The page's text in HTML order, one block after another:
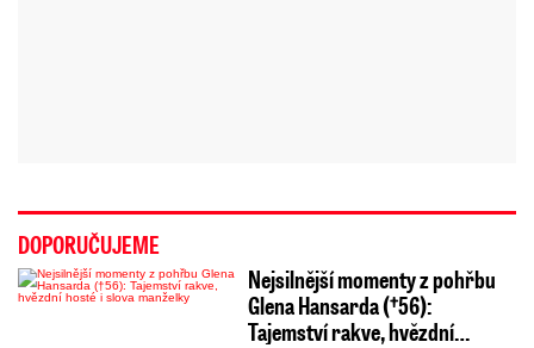
DOPORUČUJEME
Nejsilnější momenty z pohřbu
Glena Hansarda (†56):
Tajemství rakve, hvězdní…